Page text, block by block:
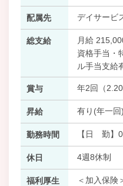
配属先 デイサービ
総支給
月給
資格手当・
ル手当支給
賞与 年2回（2.20
昇給 有り(年一回)
勤務時間 【日 勤】
休日 4週8休制
福利厚生
＜加入保険